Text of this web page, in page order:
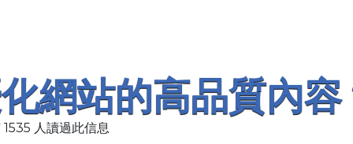
網站的高品質內容
1535 人讀過此信息